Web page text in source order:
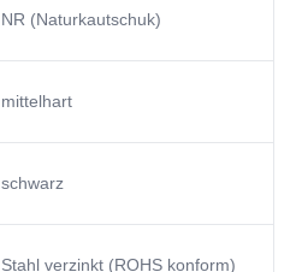
NR (Naturkautschuk)
mittelhart
schwarz
Stahl verzinkt (ROHS konform)